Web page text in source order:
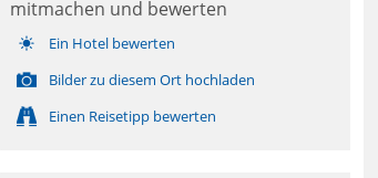
mitmachen und bewerten
Ein Hotel bewerten
Bilder zu diesem Ort hochladen
Einen Reisetipp bewerten